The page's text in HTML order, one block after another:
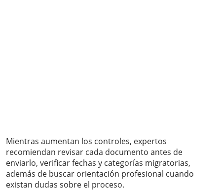
Mientras aumentan los controles, expertos
recomiendan revisar cada documento antes de
enviarlo, verificar fechas y categorías migratorias,
además de buscar orientación profesional cuando
existan dudas sobre el proceso.